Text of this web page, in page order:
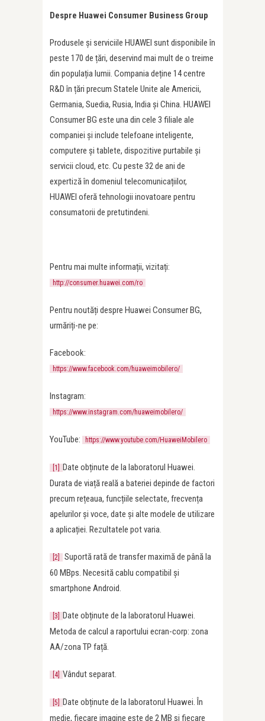
Despre Huawei Consumer Business Group
Produsele și serviciile HUAWEI sunt disponibile în
peste 170 de țări, deservind mai mult de o treime
din populația lumii. Compania deține 14 centre
R&D în țări precum Statele Unite ale Americii,
Germania, Suedia, Rusia, India și China. HUAWEI
Consumer BG este una din cele 3 filiale ale
companiei și include telefoane inteligente,
computere și tablete, dispozitive purtabile și
servicii cloud, etc. Cu peste 32 de ani de
expertiză în domeniul telecomunicațiilor,
HUAWEI oferă tehnologii inovatoare pentru
consumatorii de pretutindeni.
Pentru mai multe informații, vizitați:
http://consumer.huawei.com/ro
Pentru noutăți despre Huawei Consumer BG,
urmăriți-ne pe:
Facebook:
https://www.facebook.com/huaweimobilero/
Instagram:
https://www.instagram.com/huaweimobilero/
YouTube: https://www.youtube.com/HuaweiMobilero
[1]
Date obținute de la laboratorul Huawei.
Durata de viață reală a bateriei depinde de factori
precum rețeaua, funcțiile selectate, frecvența
apelurilor și voce, date și alte modele de utilizare
a aplicației. Rezultatele pot varia.
[2]
Suportă rată de transfer maximă de până la
60 MBps. Necesită cablu compatibil și
smartphone Android.
[3]
Date obținute de la laboratorul Huawei.
Metoda de calcul a raportului ecran-corp: zona
AA/zona TP față.
[4] Vândut separat.
[5]
Date obținute de la laboratorul Huawei. În
medie, fiecare imagine este de 2 MB și fiecare